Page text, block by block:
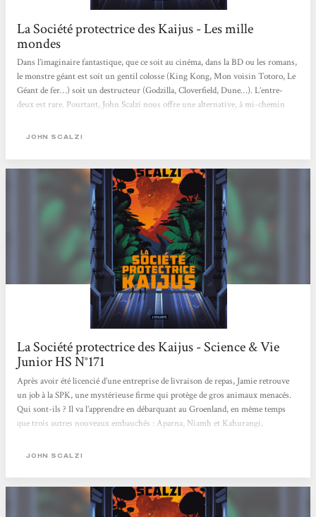
La Société protectrice des Kaijus - Les mille
mondes
Dans l’imaginaire fantastique, que ce soit au cinéma, dans la BD ou les romans,
le monstre géant est soit un gentil colosse (King Kong, Mon voisin Totoro, Le
Géant de fer…) soit un destructeur (Godzilla, Cloverfield, Dune…). L’entre-
deux est rare. Pourtant, John Scalzi nous offre une alternative, à mi-chemin
kaijus, comme les appellent les Japonais, seront à la fois protégés et étudiés. Ici,
destruction de New York par...
JOHN SCALZI
La Société protectrice des Kaijus - Science & Vie
Junior HS N°171
Après avoir été licencié d’une entreprise de livraison de repas, Jamie retrouve
un job à la SPK, une mystérieuse firme qui protège de gros animaux menacés.
Qui sont-ils ? Il va l’apprendre en débarquant au Groenland, en même temps
que trois autres nouveaux embauchés : Aparna, Niamh et Kahurangi,
l’écosystème d’une Terre parallèle, où vivent… des kaijus. Et de les protéger
JOHN SCALZI